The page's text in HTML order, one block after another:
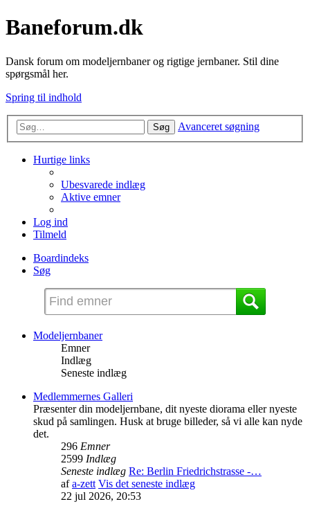
Baneforum.dk
Dansk forum om modeljernbaner og rigtige jernbaner. Stil dine
spørgsmål her.
Spring til indhold
Søg Avanceret søgning
Hurtige links
Ubesvarede indlæg
Aktive emner
Log ind
Tilmeld
Boardindeks
Søg
Modeljernbaner
Emner
Indlæg
Seneste indlæg
Medlemmernes Galleri
Præsenter din modeljernbane, dit nyeste diorama eller nyeste
skud på samlingen. Husk at bruge billeder, så vi alle kan nyde
det.
296 Emner
2599 Indlæg
Seneste indlæg Re: Berlin Friedrichstrasse -…
afa-zett Vis det seneste indlæg
22 jul 2026, 20:53